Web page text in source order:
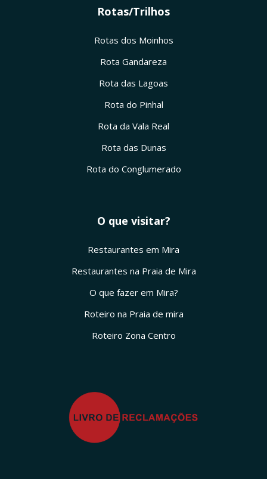
Rotas/Trilhos
Rotas dos Moinhos
Rota Gandareza
Rota das Lagoas
Rota do Pinhal
Rota da Vala Real
Rota das Dunas
Rota do Conglumerado
O que visitar?
Restaurantes em Mira
Restaurantes na Praia de Mira
O que fazer em Mira?
Roteiro na Praia de mira
Roteiro Zona Centro